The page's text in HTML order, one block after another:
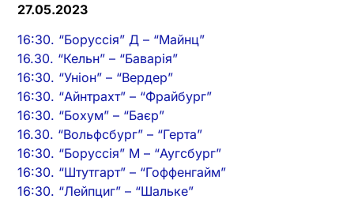
27.05.2023
16:30. “Боруссія” Д – “Майнц”
16.30. “Кельн” – “Баварія”
16:30. “Уніон” – “Вердер”
16:30. “Айнтрахт” – “Фрайбург”
16:30. “Бохум” – “Баєр”
16.30. “Вольфсбург” – “Герта”
16:30. “Боруссія” М – “Аугсбург”
16:30. “Штутгарт” – “Гоффенгайм”
16:30. “Лейпциг” – “Шальке”